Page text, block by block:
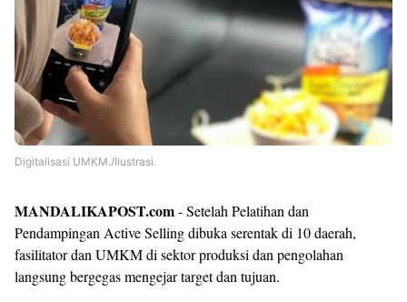
Digitalisasi UMKM./Ilustrasi.
MANDALIKAPOST.com- Setelah Pelatihan dan
Pendampingan Active Selling dibuka serentak di 10 daerah,
fasilitator dan UMKM di sektor produksi dan pengolahan
langsung bergegas mengejar target dan tujuan.